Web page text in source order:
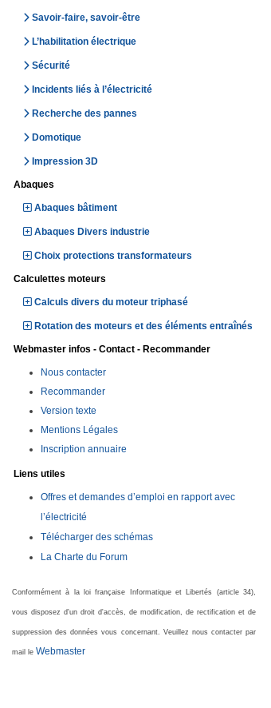
Savoir-faire, savoir-être
L’habilitation électrique
Sécurité
Incidents liés à l’électricité
Recherche des pannes
Domotique
Impression 3D
Abaques
Abaques bâtiment
Abaques Divers industrie
Choix protections transformateurs
Calculettes moteurs
Calculs divers du moteur triphasé
Rotation des moteurs et des éléments entraînés
Webmaster infos - Contact - Recommander
Nous contacter
Recommander
Version texte
Mentions Légales
Inscription annuaire
Liens utiles
Offres et demandes d’emploi en rapport avec
l’électricité
Télécharger des schémas
La Charte du Forum
Conformément à la loi française Informatique et Libertés (article 34),
vous disposez d'un droit d'accès, de modification, de rectification et de
suppression des données vous concernant. Veuillez nous contacter par
mail le Webmaster